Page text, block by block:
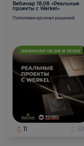
Вебинар 18.08 «Реальные
проекты с Werkel»
Пополняем арсенал решений
11 50